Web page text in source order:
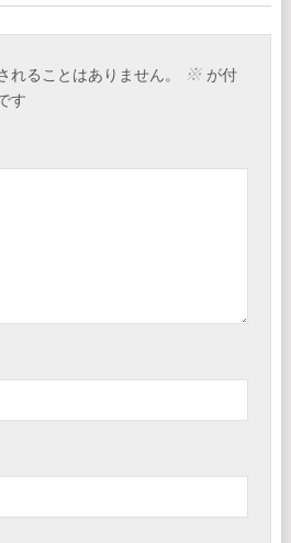
れることはありません。 ※ が付
す